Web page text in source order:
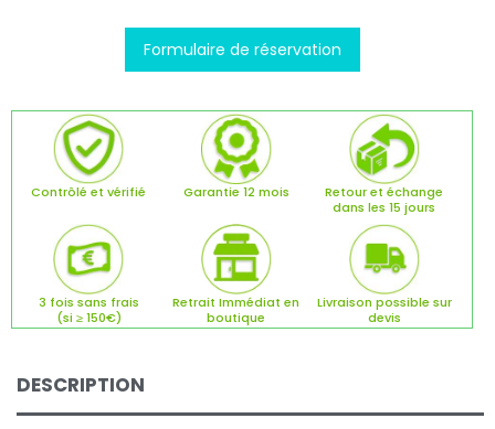
Formulaire de réservation
Contrôlé et vérifié Garantie 12 mois
Retour et échange
dans les 15 jours
3 fois sans frais
(si ≥ 150€)
Retrait Immédiat en
boutique
Livraison possible sur
devis
DESCRIPTION